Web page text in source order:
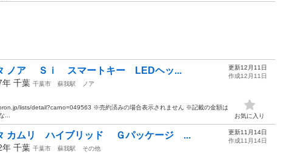
タ ノア Ｓｉ スマートキー LEDヘッ...
年 千葉 千葉市 蘇我駅
ノア
lists/detail?carno=049563 ※売約済みの場合表示されません ※記載の金額は
...
更新12月11日
作成12月11日
お気に入り
タ カムリ ハイブリッド Ｇパッケージ ...
年 千葉 千葉市 蘇我駅
その他
更新11月14日
作成11月14日